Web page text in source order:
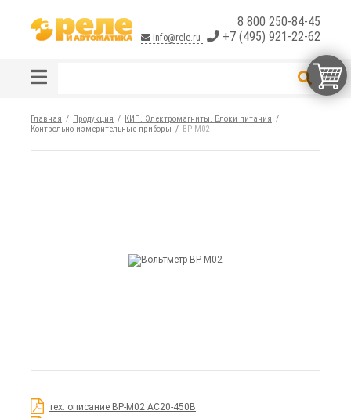
8 800 250-84-45
info@rele.ru +7 (495) 921-22-62
Главная Продукция
КИП. Электромагниты. Блоки питания
Контрольно-измерительные приборы
ВР-М02
тех. описание ВР-М02 АС20-450В